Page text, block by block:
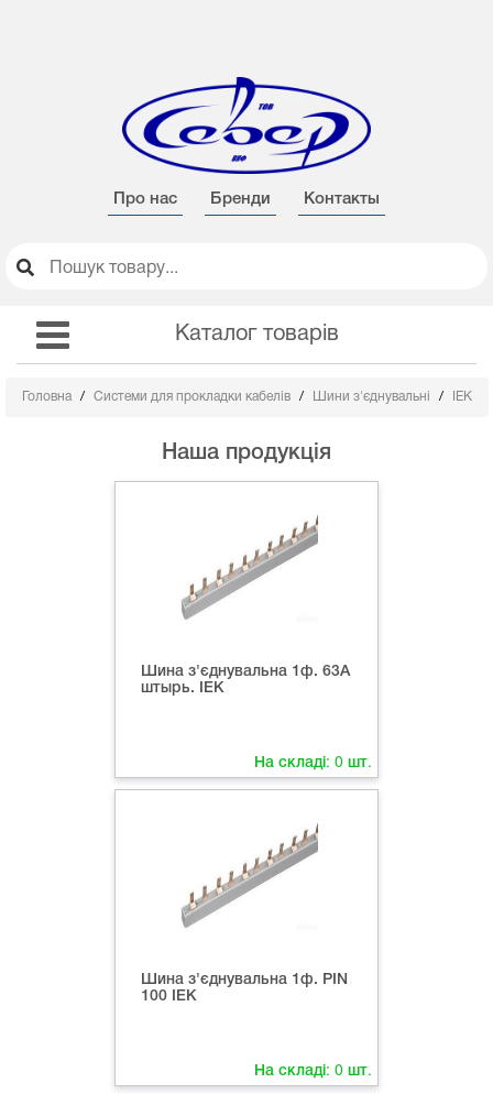
Про нас Бренди Контакты
Каталог товарів
Головна Системи для прокладки кабелів Шини з'єднувальні IEK
Наша продукція
Шина з'єднувальна 1ф. 63А
штырь. ІЕК
На складі: 0 шт.
Шина з'єднувальна 1ф. PIN
100 ІЕК
На складі: 0 шт.